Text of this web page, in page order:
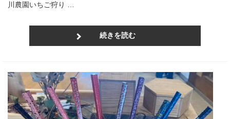
川農園いちご狩り …
続きを読む